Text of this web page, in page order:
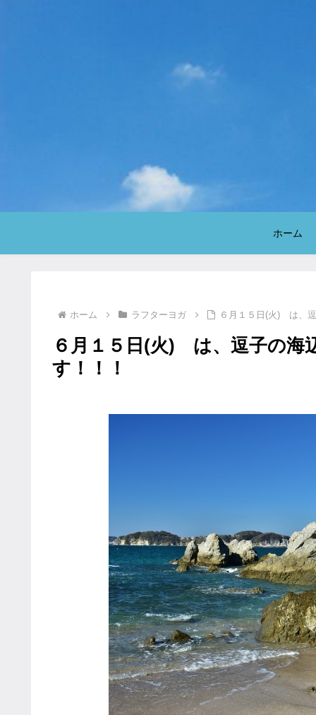
ホーム
ホーム ラフターヨガ ６月１５日(火) は、
６月１５日(火) は、逗子の海
す！！！